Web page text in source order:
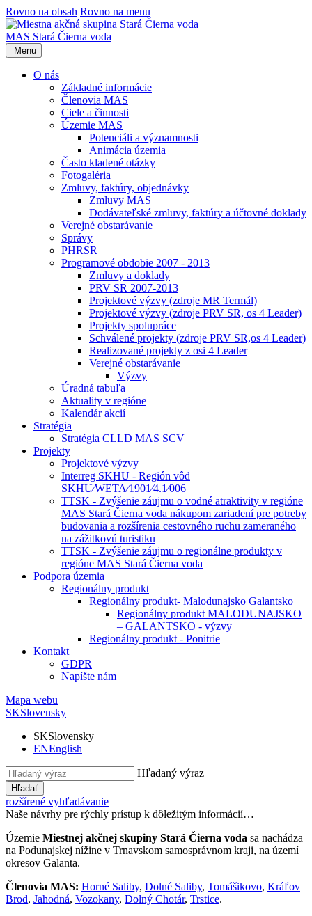
Rovno na obsah Rovno na menu
MAS Stará Čierna voda
Menu
O nás
Základné informácie
Členovia MAS
Ciele a činnosti
Územie MAS
Potenciáli a významnosti
Animácia územia
Často kladené otázky
Fotogaléria
Zmluvy, faktúry, objednávky
Zmluvy MAS
Dodávateľské zmluvy, faktúry a účtovné doklady
Verejné obstarávanie
Správy
PHRSR
Programové obdobie 2007 - 2013
Zmluvy a doklady
PRV SR 2007-2013
Projektové výzvy (zdroje MR Termál)
Projektové výzvy (zdroje PRV SR, os 4 Leader)
Projekty spolupráce
Schválené projekty (zdroje PRV SR,os 4 Leader)
Realizované projekty z osi 4 Leader
Verejné obstarávanie
Výzvy
Úradná tabuľa
Aktuality v regióne
Kalendár akcií
Stratégia
Stratégia CLLD MAS SCV
Projekty
Projektové výzvy
Interreg SKHU - Región vôd
SKHU⁄WETA⁄1901⁄4.1⁄006
TTSK - Zvýšenie záujmu o vodné atraktivity v regióne
MAS Stará Čierna voda nákupom zariadení pre potreby
budovania a rozšírenia cestovného ruchu zameraného
na zážitkovú turistiku
TTSK - Zvýšenie záujmu o regionálne produkty v
regióne MAS Stará Čierna voda
Podpora územia
Regionálny produkt
Regionálny produkt- Malodunajsko Galantsko
Regionálny produkt MALODUNAJSKO
– GALANTSKO - výzvy
Regionálny produkt - Ponitrie
Kontakt
GDPR
Napíšte nám
Mapa webu
SKSlovensky
SKSlovensky
ENEnglish
Hľadaný výraz
Hľadať
rozšírené vyhľadávanie
Naše návrhy pre rýchly prístup k dôležitým informácií…
Územie Miestnej akčnej skupiny Stará Čierna voda sa nachádza
na Podunajskej nížine v Trnavskom samosprávnom kraji, na území
okresov Galanta.
Členovia MAS: Horné Saliby, Dolné Saliby, Tomášikovo, Kráľov
Brod, Jahodná, Vozokany, Dolný Chotár, Trstice.